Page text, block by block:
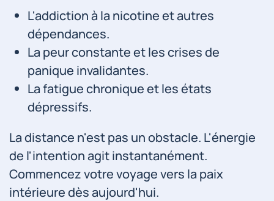
L'addiction à la nicotine et autres
dépendances.
La peur constante et les crises de
panique invalidantes.
La fatigue chronique et les états
dépressifs.
La distance n'est pas un obstacle. L'énergie
de l'intention agit instantanément.
Commencez votre voyage vers la paix
intérieure dès aujourd'hui.